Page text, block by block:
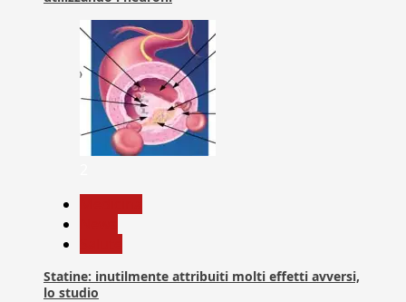
Statine: inutilmente attribuiti molti effetti avversi,
lo studio